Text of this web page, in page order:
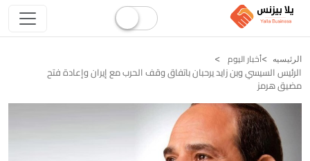
الرئيسيه أخبار اليوم
الرئيس السيسي وبن زايد يرحبان باتفاق وقف الحرب مع إيران وإعادة فتح
مضيق هرمز